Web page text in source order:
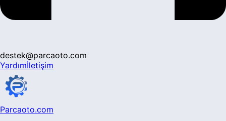
destek@parcaoto.com
Yardımİletişim
Parcaoto.com